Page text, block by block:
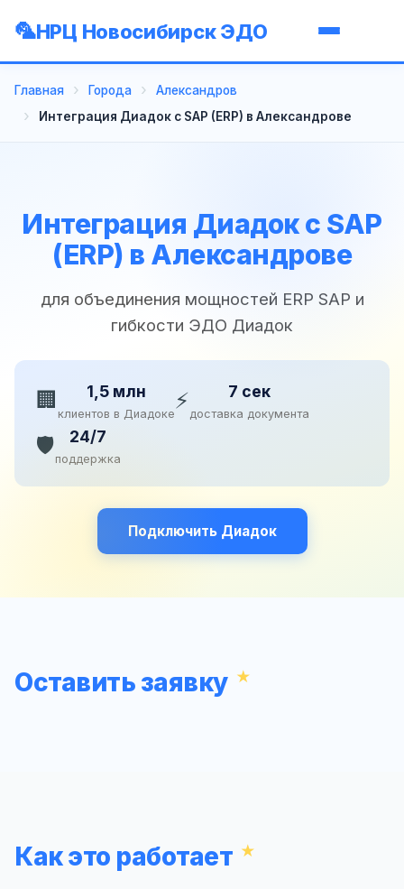
НРЦ Новосибирск ЭДО
Главная Города
Александров
Интеграция Диадок с SAP (ERP) в Александрове
Интеграция Диадок с SAP
(ERP) в Александрове
для объединения мощностей ERP SAP и
гибкости ЭДО Диадок
🏢 1,5 млн
клиентов в Диадоке⚡ 7 сек
доставка документа
🛡️ 24/7
поддержка
Подключить Диадок
Оставить заявку
Как это работает